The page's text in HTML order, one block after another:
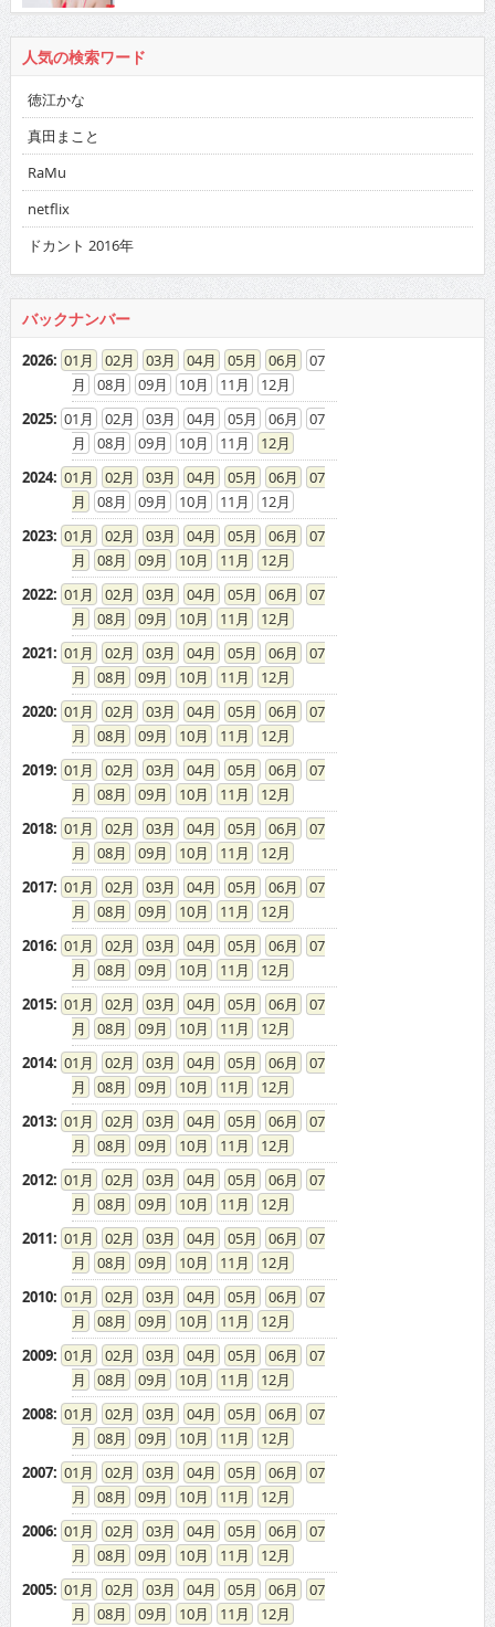
人気の検索ワード
徳江かな
真田まこと
RaMu
netflix
ドカント 2016年
バックナンバー
2026: 01 02 03 04 05 06
07
08
09 10 11
12
2025: 01 02 03 04 05 06
07
08
09 10 11
12
2024: 01 02 03 04 05 06
07
08
09 10 11
12
2023: 01 02 03 04 05 06
07
08
09 10 11
12
2022: 01 02 03 04 05 06
07
08
09 10 11
12
2021: 01 02 03 04 05 06
07
08
09 10 11
12
2020: 01 02 03 04 05 06
07
08
09 10 11
12
2019: 01 02 03 04 05 06
07
08
09 10 11
12
2018: 01 02 03 04 05 06
07
08
09 10 11
12
2017: 01 02 03 04 05 06
07
08
09 10 11
12
2016: 01 02 03 04 05 06
07
08
09 10 11
12
2015: 01 02 03 04 05 06
07
08
09 10 11
12
2014: 01 02 03 04 05 06
07
08
09 10 11
12
2013: 01 02 03 04 05 06
07
08
09 10 11
12
2012: 01 02 03 04 05 06
07
08
09 10 11
12
2011: 01 02 03 04 05 06
07
08
09 10 11
12
2010: 01 02 03 04 05 06
07
08
09 10 11
12
2009: 01 02 03 04 05 06
07
08
09 10 11
12
2008: 01 02 03 04 05 06
07
08
09 10 11
12
2007: 01 02 03 04 05 06
07
08
09 10 11
12
2006: 01 02 03 04 05 06
07
08
09 10 11
12
2005: 01 02 03 04 05 06
07
08
09 10 11
12